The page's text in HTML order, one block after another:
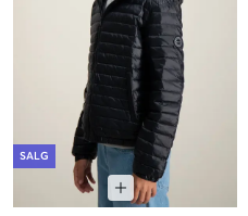
SALG